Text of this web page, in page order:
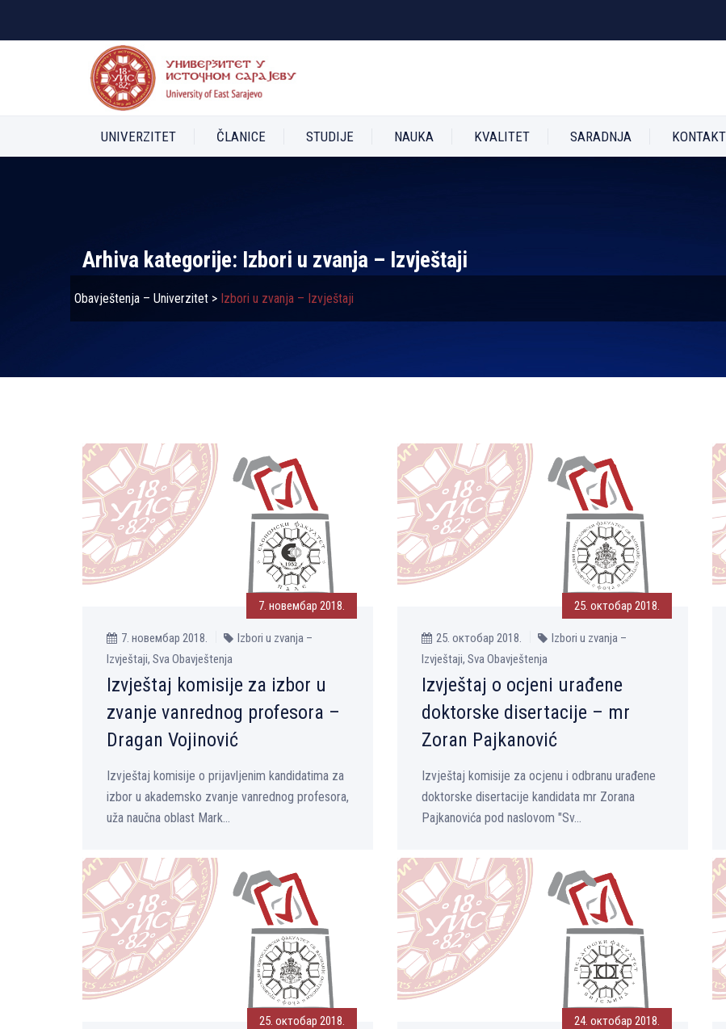
UNIVERZITET ČLANICE STUDIJE NAUKA KVALITET SARADNJA KONTAKT
Arhiva kategorije: Izbori u zvanja – Izvještaji
Obavještenja – Univerzitet > Izbori u zvanja – Izvještaji
7. новембар 2018.
7. новембар 2018.
Izbori u zvanja –
Izvještaji, Sva Obavještenja
Izvještaj komisije za izbor u
zvanje vanrednog profesora –
Dragan Vojinović
Izvještaj komisije o prijavljenim kandidatima za
izbor u akademsko zvanje vanrednog profesora,
uža naučna oblast Mark...
25. октобар 2018.
25. октобар 2018.
Izbori u zvanja –
Izvještaji, Sva Obavještenja
Izvještaj o ocjeni urađene
doktorske disertacije – mr
Zoran Pajkanović
Izvještaj komisije za ocjenu i odbranu urađene
doktorske disertacije kandidata mr Zorana
Pajkanovića pod naslovom "Sv...
25. октобар 2018. 24. октобар 2018.